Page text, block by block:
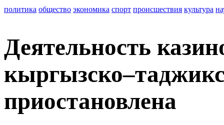
политика общество экономика спорт происшествия культура
Деятельность
приостановлена